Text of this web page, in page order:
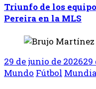
Triunfo de los
Pereira en la MLS
29 de junio de 202629
Mundo Fútbol